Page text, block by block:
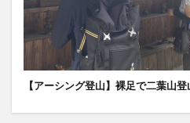
【アーシング登山】裸足で二葉山